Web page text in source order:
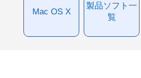
Mac OS X
製品ソフト一
覧